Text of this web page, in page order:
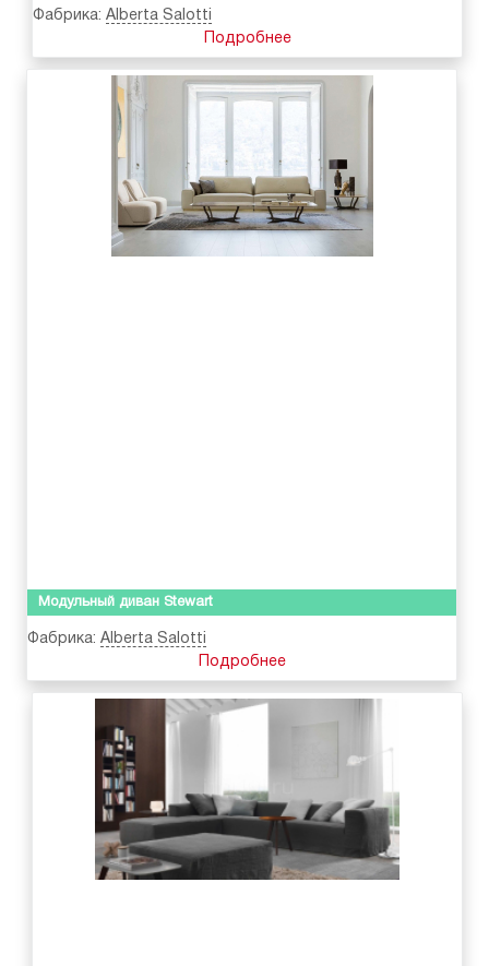
Фабрика: Alberta Salotti
Подробнее
Модульный диван Stewart
Фабрика: Alberta Salotti
Подробнее